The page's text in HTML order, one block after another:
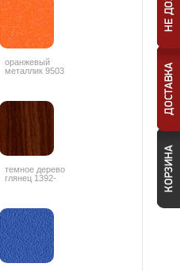
оранжевый
металлик 9503
темное дерево
глянец 1392-